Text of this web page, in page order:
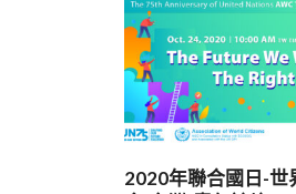
2020年聯合國日-世